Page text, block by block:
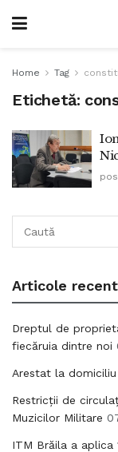
Home Tag
Etichetă:
Articole
Dreptul de
fiecăruia dintre noi
Arestat la
Restricții de
Muzicilor Militare
ITM Brăila a aplica